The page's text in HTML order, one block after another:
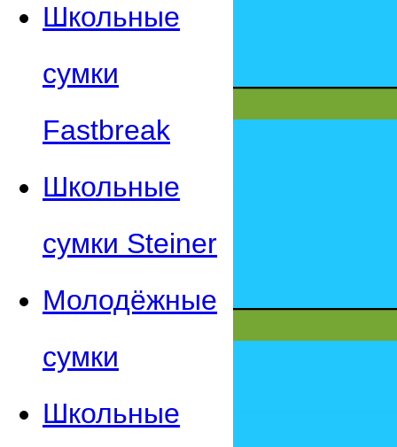
Школьные
сумки
Fastbreak
Школьные
сумки Steiner
Молодёжные
сумки
Школьные